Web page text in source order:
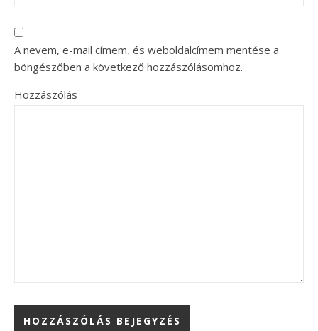
A nevem, e-mail címem, és weboldalcímem mentése a
böngészőben a következő hozzászólásomhoz.
Hozzászólás